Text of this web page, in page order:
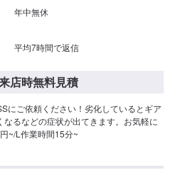
年中無休
平均7時間で返信
店時無料見積
にご依頼ください！劣化しているとギア
るなどの症状が出てきます。お気軽に
~/L作業時間15分~